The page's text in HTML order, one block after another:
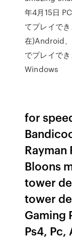
年4月15日
てプレイで
在)Android
でプレイで
Windows
for
Bloons
tower
tower
Gaming
Ps4, Pc,